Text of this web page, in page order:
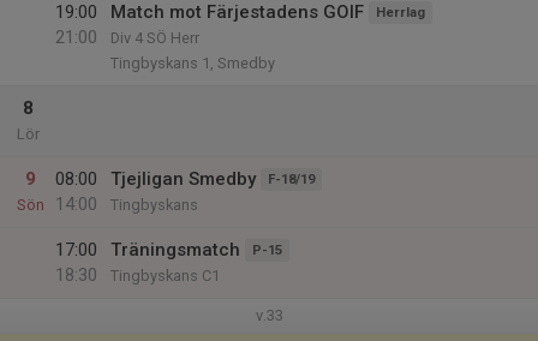
19:00
21:00
Match mot Färjestadens GOIF Herrlag
Div 4 SÖ Herr
Tingbyskans 1, Smedby
8
Lör
9
Sön
08:00
14:00
Tjejligan Smedby F-18/19
Tingbyskans
17:00
18:30
Träningsmatch P-15
Tingbyskans C1
v.33